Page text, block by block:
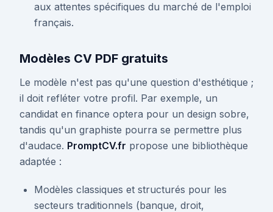
aux attentes spécifiques du marché de l'emploi
français.
Modèles CV PDF gratuits
Le modèle n'est pas qu'une question d'esthétique ;
il doit refléter votre profil. Par exemple, un
candidat en finance optera pour un design sobre,
tandis qu'un graphiste pourra se permettre plus
d'audace. PromptCV.fr propose une bibliothèque
adaptée :
Modèles classiques et structurés pour les
secteurs traditionnels (banque, droit,